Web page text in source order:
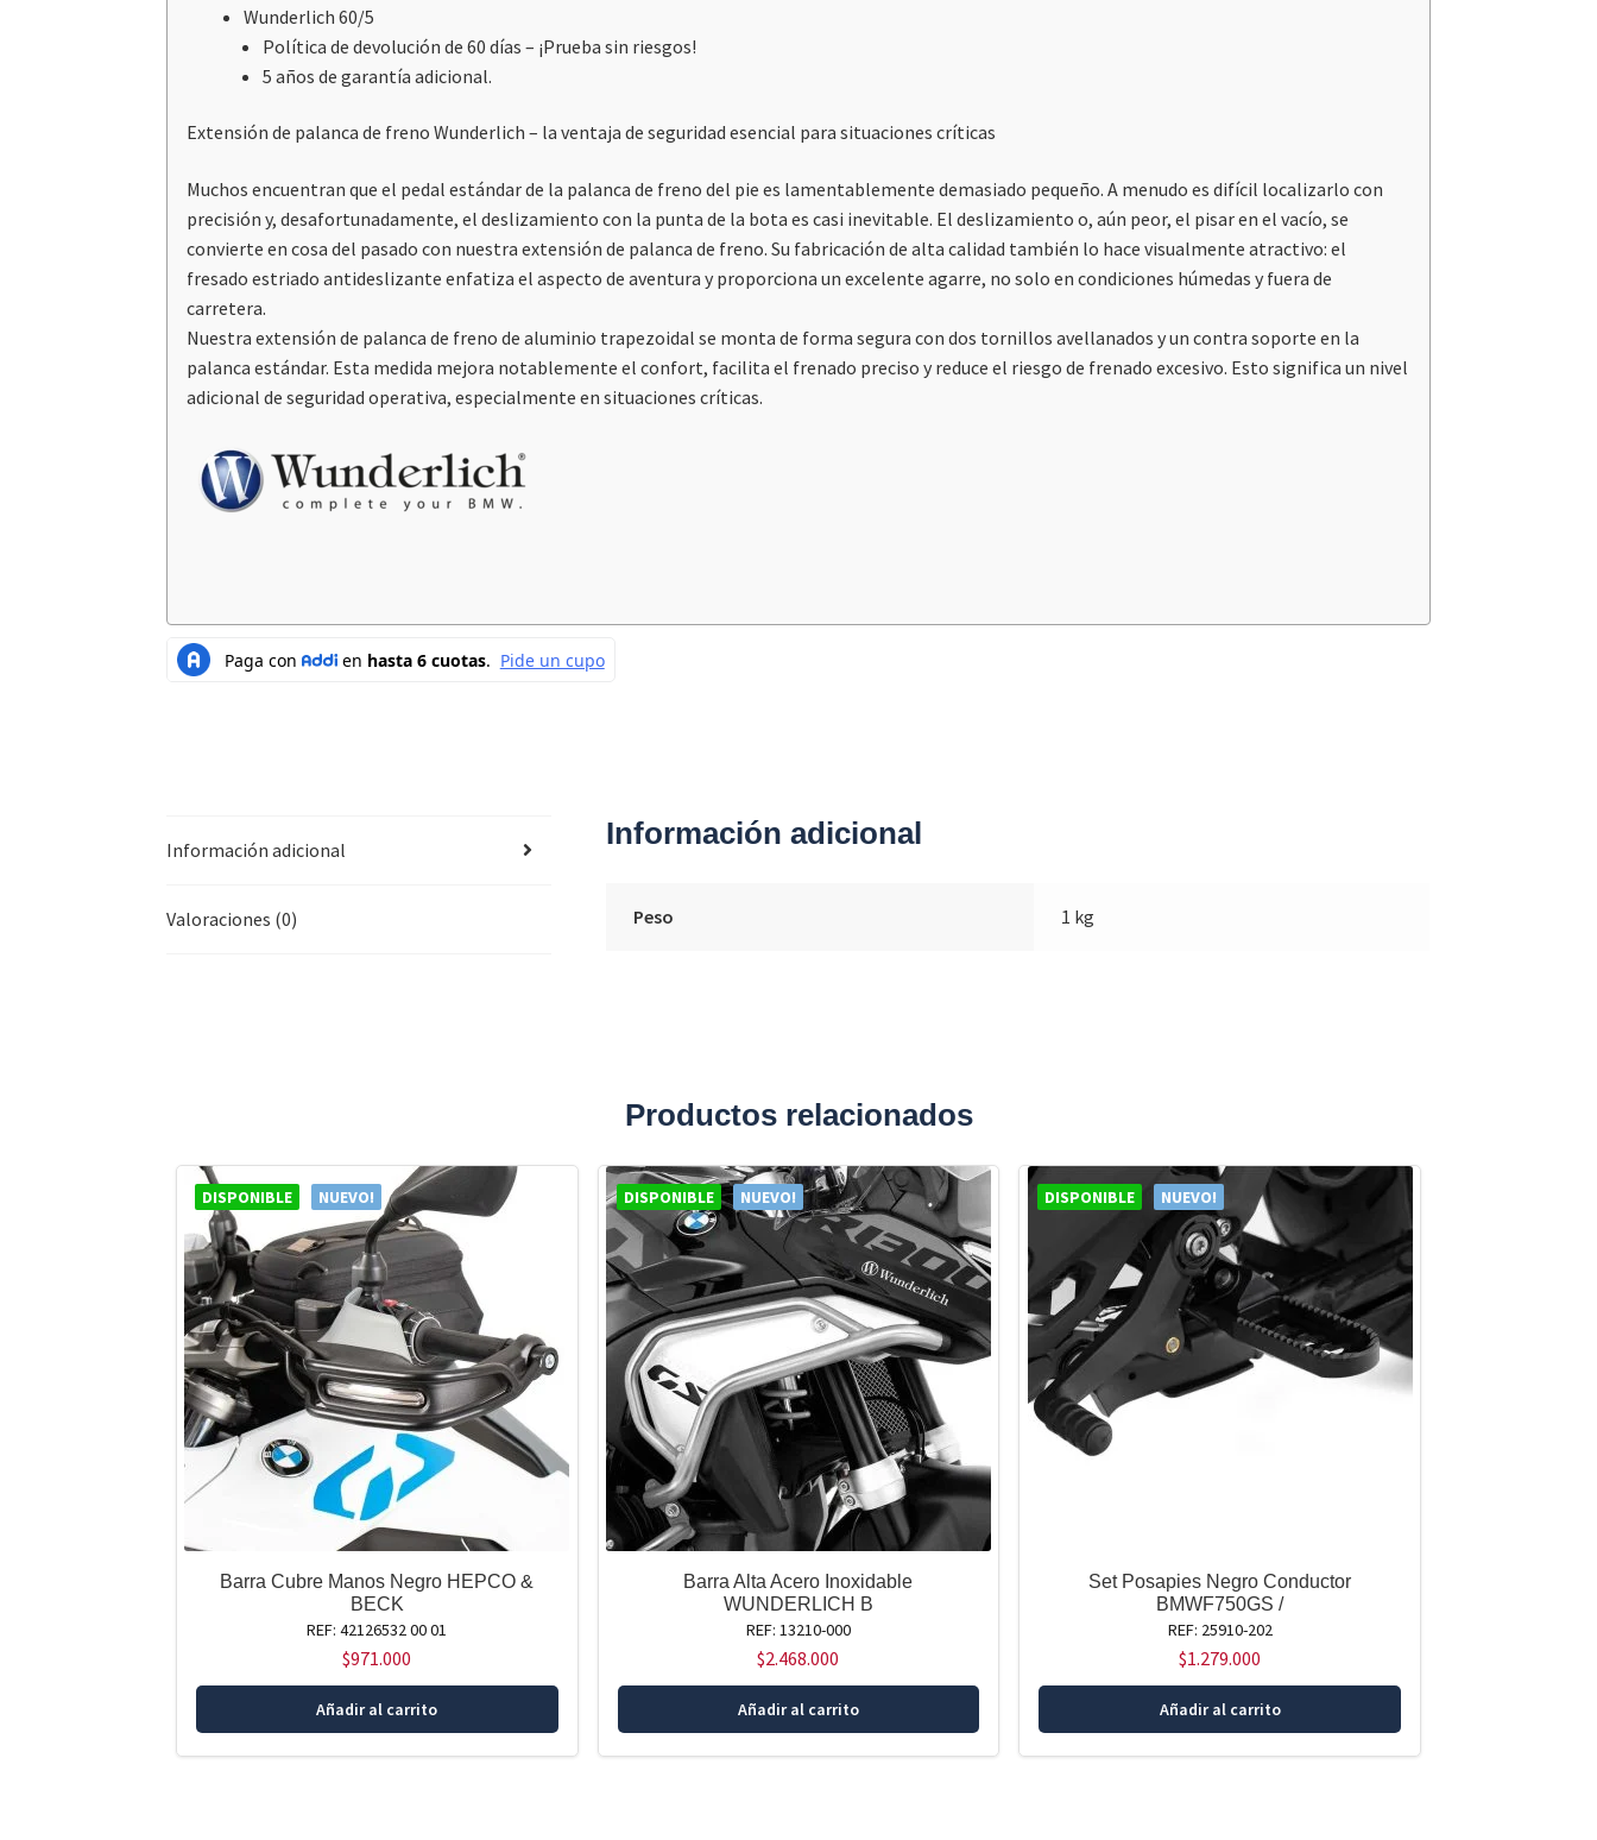
Wunderlich 60/5
Política de devolución de 60 días – ¡Prueba sin riesgos!
5 años de garantía adicional.
Extensión de palanca de freno Wunderlich – la ventaja de seguridad esencial para situaciones críticas
Muchos encuentran que el pedal estándar de la palanca de freno del pie es lamentablemente demasiado pequeño. A menudo es difícil localizarlo con
precisión y, desafortunadamente, el deslizamiento con la punta de la bota es casi inevitable. El deslizamiento o, aún peor, el pisar en el vacío, se
convierte en cosa del pasado con nuestra extensión de palanca de freno. Su fabricación de alta calidad también lo hace visualmente atractivo: el
fresado estriado antideslizante enfatiza el aspecto de aventura y proporciona un excelente agarre, no solo en condiciones húmedas y fuera de
carretera.
Nuestra extensión de palanca de freno de aluminio trapezoidal se monta de forma segura con dos tornillos avellanados y un contra soporte en la
palanca estándar. Esta medida mejora notablemente el confort, facilita el frenado preciso y reduce el riesgo de frenado excesivo. Esto significa un nivel
adicional de seguridad operativa, especialmente en situaciones críticas.
Información adicional
Valoraciones (0)
Información adicional
Peso 1 kg
Productos relacionados
DISPONIBLE NUEVO!
Barra Cubre Manos Negro HEPCO &
BECK
REF: 42126532 00 01
$971.000
Añadir al carrito
DISPONIBLE NUEVO!
Barra Alta Acero Inoxidable
WUNDERLICH B
REF: 13210-000
$2.468.000
Añadir al carrito
DISPONIBLE NUEVO!
Set Posapies Negro Conductor
BMWF750GS /
REF: 25910-202
$1.279.000
Añadir al carrito